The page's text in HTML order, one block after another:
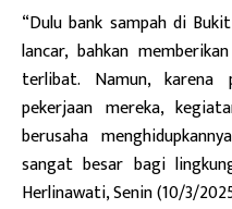
“Dulu bank sampah di
lancar, bahkan
terlibat. Namun, karena
pekerjaan mereka,
berusaha
sangat besar bagi
Herlinawati, Senin (10/3/